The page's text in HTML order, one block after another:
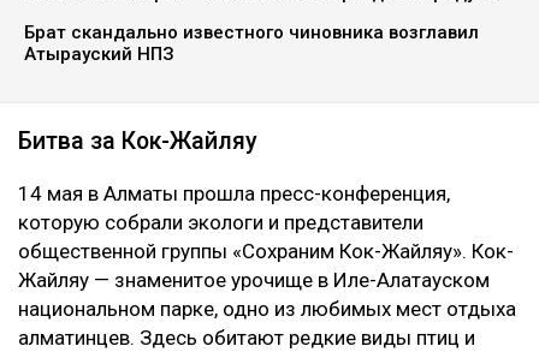
Брат скандально известного чиновника возглавил
Атырауский НПЗ
Битва за Кок-Жайляу
14 мая в Алматы прошла пресс-конференция,
которую собрали экологи и представители
общественной группы «Сохраним Кок-Жайляу». Кок-
Жайляу — знаменитое урочище в Иле-Алатауском
национальном парке, одно из любимых мест отдыха
алматинцев. Здесь обитают редкие виды птиц и